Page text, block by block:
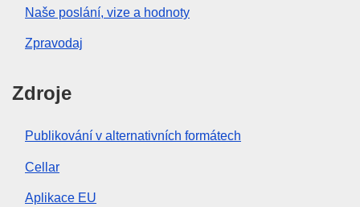
Naše poslání, vize a hodnoty
Zpravodaj
Zdroje
Publikování v alternativních formátech
Cellar
Aplikace EU